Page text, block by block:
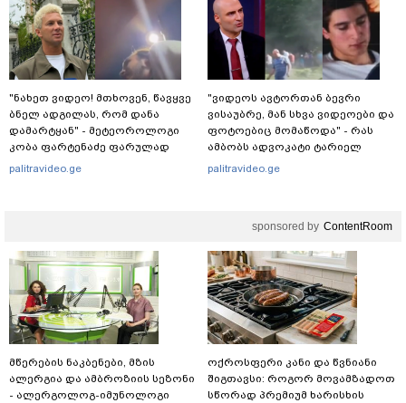
"ნახეთ ვიდეო! მთხოვენ, წავყვე
ბნელ ადგილას, რომ დანა
დამარტყან" - მეტეოროლოგი
კობა ფარტენაძე ფარულად
გადაღებულ კადრებს აქვეყნებს
palitravideo.ge
"ვიდეოს ავტორთან ბევრი
ვისაუბრე, მან სხვა ვიდეოები და
ფოტოებიც მომაწოდა" - რას
ამბობს ადვოკატი ტარიელ
კაკაბაძე 12 წლის წინ
palitravideo.ge
sponsored by ContentRoom
მწერების ნაკბენები, მზის
ალერგია და ამბროზიის სეზონი
- ალერგოლოგ-იმუნოლოგი
ოქროსფერი კანი და წვნიანი
შიგთავსი: როგორ მოვამზადოთ
სწორად პრემიუმ ხარისხის